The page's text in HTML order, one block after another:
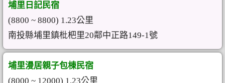
埔里日記民宿
(8800 ~ 8800) 1.23公里
南投縣埔里鎮枇杷里20鄰中正路149-1號
埔里漫居親子包棟民宿
(8000 ~ 12000) 1.23公里